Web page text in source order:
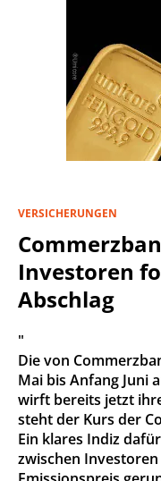
VERSICHERUNGEN
Investoren
Abschlag
"
Die von
Mai bis Anfang Juni
wirft bereits jetzt
steht der Kurs der
Ein klares Indiz
zwischen